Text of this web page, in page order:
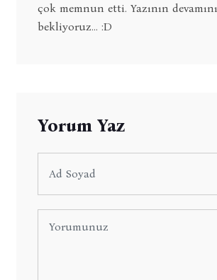
çok memnun etti. Yazının devamını
bekliyoruz... :D
Yorum Yaz